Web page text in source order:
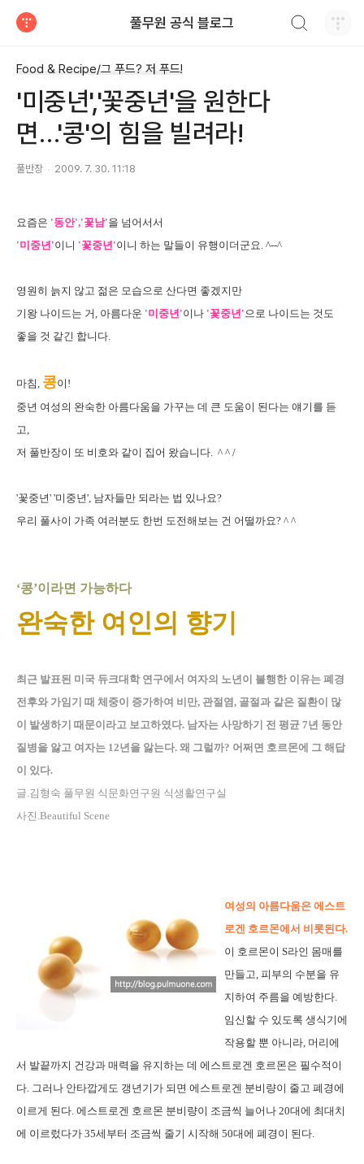
풀무원 공식 블로그
Food & Recipe/그 푸드? 저 푸드!
'미중년','꽃중년'을 원한다
면…'콩'의 힘을 빌려라!
풀반장 2009. 7. 30. 11:18
요즘은 '동안','꽃남'을 넘어서서
'미중년'이니 '꽃중년'이니 하는 말들이 유행이더군요. ^--^
영원히 늙지 않고 젊은 모습으로 산다면 좋겠지만
기왕 나이드는 거, 아름다운 '미중년'이나 '꽃중년'으로 나이드는 것도
좋을 것 같긴 합니다.
마침, 콩이!
중년 여성의 완숙한 아름다움을 가꾸는 데 큰 도움이 된다는 얘기를 듣
고,
저 풀반장이 또 비호와 같이 집어 왔습니다. ^ ^ /
'꽃중년' '미중년', 남자들만 되라는 법 있나요?
우리 풀사이 가족 여러분도 한번 도전해보는 건 어떨까요? ^ ^
‘콩’이라면 가능하다
완숙한 여인의 향기
최근 발표된 미국 듀크대학 연구에서 여자의 노년이 불행한 이유는 폐경
전후와 가임기 때 체중이 증가하여 비만, 관절염, 골절과 같은 질환이 많
이 발생하기 때문이라고 보고하였다. 남자는 사망하기 전 평균 7년 동안
질병을 앓고 여자는 12년을 앓는다. 왜 그럴까? 어쩌면 호르몬에 그 해답
이 있다.
글.김형숙 풀무원 식문화연구원 식생활연구실
사진.Beautiful Scene
여성의 아름다움은 에스트
로겐 호르몬에서 비롯된다.
이 호르몬이 S라인 몸매를
만들고, 피부의 수분을 유
지하여 주름을 예방한다.
임신할 수 있도록 생식기에
작용할 뿐 아니라, 머리에
서 발끝까지 건강과 매력을 유지하는 데 에스트로겐 호르몬은 필수적이
다. 그러나 안타깝게도 갱년기가 되면 에스트로겐 분비량이 줄고 폐경에
이르게 된다. 에스트로겐 호르몬 분비량이 조금씩 늘어나 20대에 최대치
에 이르렀다가 35세부터 조금씩 줄기 시작해 50대에 폐경이 된다.